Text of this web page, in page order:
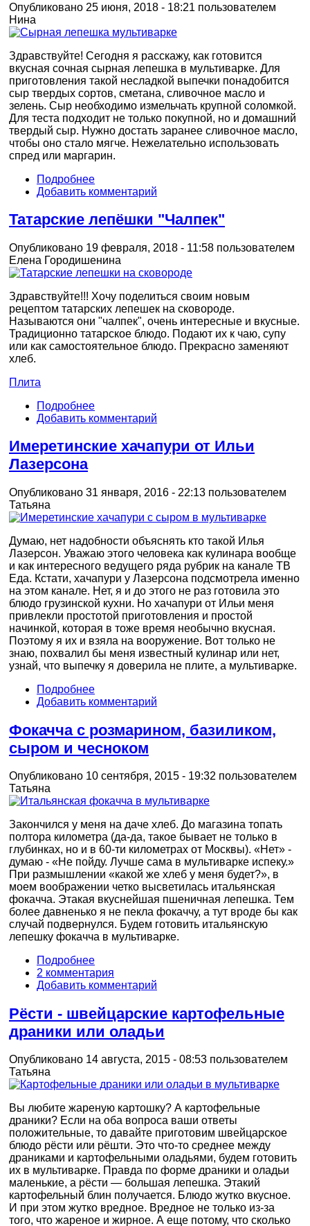
Опубликовано 25 июня, 2018 - 18:21 пользователем
Нина
Здравствуйте! Сегодня я расскажу, как готовится
вкусная сочная сырная лепешка в мультиварке. Для
приготовления такой несладкой выпечки понадобится
сыр твердых сортов, сметана, сливочное масло и
зелень. Сыр необходимо измельчать крупной соломкой.
Для теста подходит не только покупной, но и домашний
твердый сыр. Нужно достать заранее сливочное масло,
чтобы оно стало мягче. Нежелательно использовать
спред или маргарин.
Подробнее
Добавить комментарий
Татарские лепёшки "Чалпек"
Опубликовано 19 февраля, 2018 - 11:58 пользователем
Елена Городишенина
Здравствуйте!!! Хочу поделиться своим новым
рецептом татарских лепешек на сковороде.
Называются они "чалпек", очень интересные и вкусные.
Традиционно татарское блюдо. Подают их к чаю, супу
или как самостоятельное блюдо. Прекрасно заменяют
хлеб.
Плита
Подробнее
Добавить комментарий
Имеретинские хачапури от Ильи
Лазерсона
Опубликовано 31 января, 2016 - 22:13 пользователем
Татьяна
Думаю, нет надобности объяснять кто такой Илья
Лазерсон. Уважаю этого человека как кулинара вообще
и как интересного ведущего ряда рубрик на канале ТВ
Еда. Кстати, хачапури у Лазерсона подсмотрела именно
на этом канале. Нет, я и до этого не раз готовила это
блюдо грузинской кухни. Но хачапури от Ильи меня
привлекли простотой приготовления и простой
начинкой, которая в тоже время необычно вкусная.
Поэтому я их и взяла на вооружение. Вот только не
знаю, похвалил бы меня известный кулинар или нет,
узнай, что выпечку я доверила не плите, а мультиварке.
Подробнее
Добавить комментарий
Фокачча с розмарином, базиликом,
сыром и чесноком
Опубликовано 10 сентября, 2015 - 19:32 пользователем
Татьяна
Закончился у меня на даче хлеб. До магазина топать
полтора километра (да-да, такое бывает не только в
глубинках, но и в 60-ти километрах от Москвы). «Нет» -
думаю - «Не пойду. Лучше сама в мультиварке испеку.»
При размышлении «какой же хлеб у меня будет?», в
моем воображении четко высветилась итальянская
фокачча. Этакая вкуснейшая пшеничная лепешка. Тем
более давненько я не пекла фокаччу, а тут вроде бы как
случай подвернулся. Будем готовить итальянскую
лепешку фокачча в мультиварке.
Подробнее
2 комментария
Добавить комментарий
Рёсти - швейцарские картофельные
драники или оладьи
Опубликовано 14 августа, 2015 - 08:53 пользователем
Татьяна
Вы любите жареную картошку? А картофельные
драники? Если на оба вопроса ваши ответы
положительные, то давайте приготовим швейцарское
блюдо рёсти или рёшти. Это что-то среднее между
драниками и картофельными оладьями, будем готовить
их в мультиварке. Правда по форме драники и оладьи
маленькие, а рёсти — большая лепешка. Этакий
картофельный блин получается. Блюдо жутко вкусное.
И при этом жутко вредное. Вредное не только из-за
того, что жареное и жирное. А еще потому, что сколько